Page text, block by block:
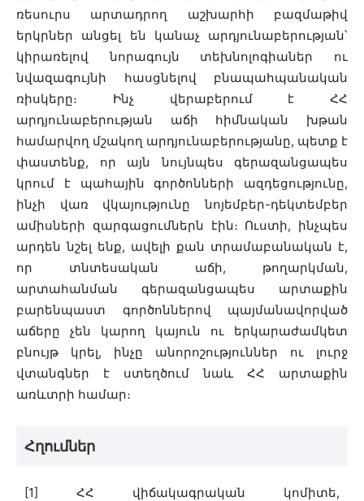
ռեսուրս արտադրող աշխարհի բազմաթիվ
երկրներ անցել են կանաչ արդյունաբերության՝
կիրառելով նորագույն տեխնոլոգիաներ ու
նվազագույնի հասցնելով բնապահպանական
ռիսկերը։ Ինչ վերաբերում է ՀՀ
արդյունաբերության աճի հիմնական խթան
համարվող մշակող արդյունաբերությանը, պետք է
փաստենք, որ այն նույնպես գերազանցապես
կրում է պահային գործոնների ազդեցությունը,
ինչի վառ վկայությունը նոյեմբեր-դեկտեմբեր
ամիսների զարգացումներն էին։ Ուստի, ինչպես
արդեն նշել ենք, ավելի քան տրամաբանական է,
որ տնտեսական աճի, թողարկման,
արտահանման գերազանցապես արտաքին
բարենպաստ գործոններով պայմանավորված
աճերը չեն կարող կայուն ու երկարաժամկետ
բնույթ կրել, ինչը անորոշություններ ու լուրջ
վտանգներ է ստեղծում նաև ՀՀ արտաքին
առևտրի համար։
Հղումներ
[1] ՀՀ վիճակագրական կոմիտե,